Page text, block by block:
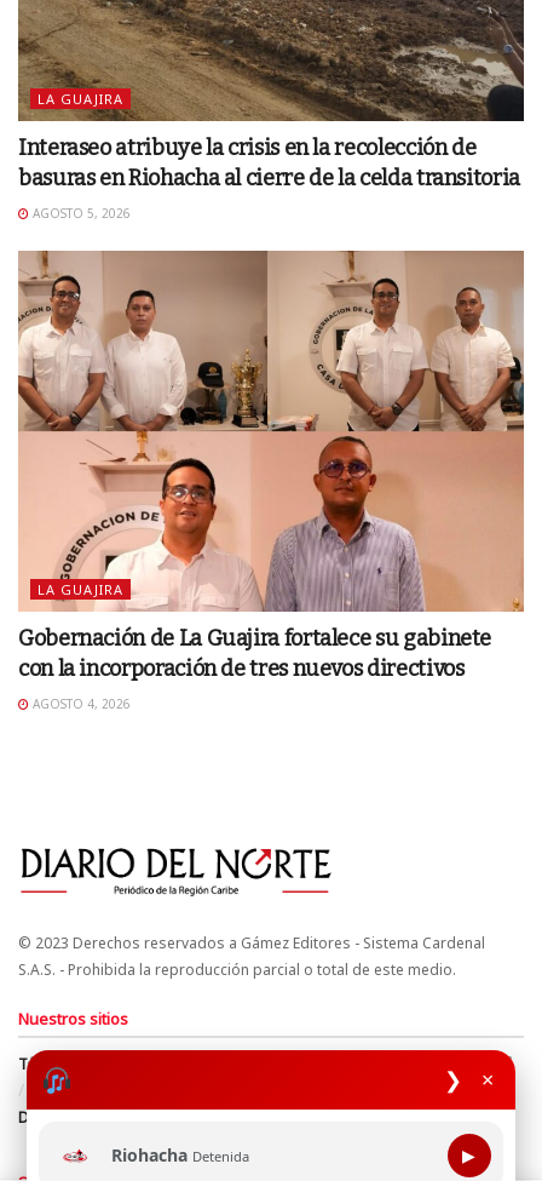
❯ ×
Riohacha Detenida ▶
LA GUAJIRA
Interaseo atribuye la crisis en la recolección de
basuras en Riohacha al cierre de la celda transitoria
AGOSTO 5, 2026
LA GUAJIRA
Gobernación de La Guajira fortalece su gabinete
con la incorporación de tres nuevos directivos
AGOSTO 4, 2026
© 2023 Derechos reservados a Gámez Editores - Sistema Cardenal
S.A.S. - Prohibida la reproducción parcial o total de este medio.
Nuestros sitios
Términos y Condiciones
Derechos de Autor y Propiedad Intelectual
Política de uso de cookies
Política de Tratamiento de Datos
Directrices Editoriales